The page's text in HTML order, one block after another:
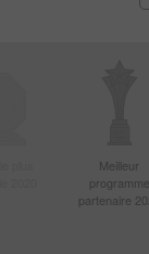
Meilleur
programme
partenaire